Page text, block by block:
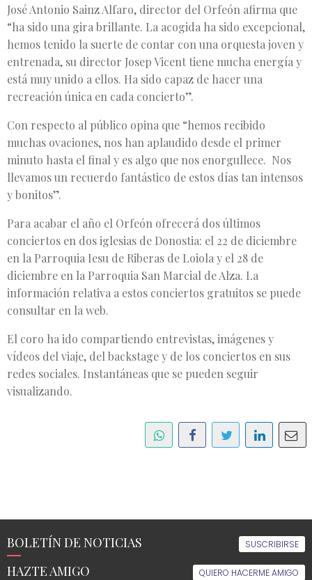
José Antonio Sainz Alfaro, director del Orfeón afirma que
“ha sido una gira brillante. La acogida ha sido excepcional,
hemos tenido la suerte de contar con una orquesta joven y
entrenada, su director Josep Vicent tiene mucha energía y
está muy unido a ellos. Ha sido capaz de hacer una
recreación única en cada concierto”.
Con respecto al público opina que “hemos recibido
muchas ovaciones, nos han aplaudido desde el primer
minuto hasta el final y es algo que nos enorgullece. Nos
llevamos un recuerdo fantástico de estos días tan intensos
y bonitos”.
Para acabar el año el Orfeón ofrecerá dos últimos
conciertos en dos iglesias de Donostia: el 22 de diciembre
en la Parroquia Iesu de Riberas de Loiola y el 28 de
diciembre en la Parroquia San Marcial de Alza. La
información relativa a estos conciertos gratuitos se puede
consultar en la web.
El coro ha ido compartiendo entrevistas, imágenes y
vídeos del viaje, del backstage y de los conciertos en sus
redes sociales. Instantáneas que se pueden seguir
visualizando.
BOLETÍN DE NOTICIAS SUSCRIBIRSE
HAZTE AMIGO QUIERO HACERME AMIGO